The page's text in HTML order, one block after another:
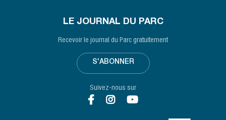
LE JOURNAL DU PARC
Recevoir le journal du Parc gratuitement
S'ABONNER
Suivez-nous sur